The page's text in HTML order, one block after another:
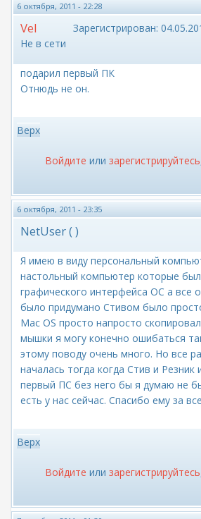
6 октября, 2011 - 22:28
Vel
Не в сети
Зарегистрирован:
подарил первый ПК
Отнюдь не он.
Верх
Войдите или зарегистрируйтесь
6 октября, 2011 - 23:35
NetUser ( )
Я имею в виду персональный
настольный компьютер которые
графического интерфейса ОС а все
было придумано Стивом было
Mac OS просто напросто
мышки я могу конечно ошибаться
этому поводу очень много. Но все
началась тогда когда Стив и Резник
первый ПС без него бы я думаю не
есть у нас сейчас. Спасибо ему за
Верх
Войдите или зарегистрируйтесь